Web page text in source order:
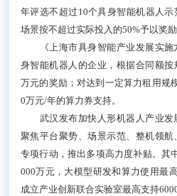
年评选不超过10个具身智能机器人
场景按不超过实际投入的50%予以奖
《上海市具身智能产业发展实施
身智能机器人的企业，根据合同额按
万元的奖励；对达到一定算力租用规
0万元/年的算力券支持。
武汉发布加快人形机器人产业发
聚焦平台聚势、场景示范、整机领
专项行动，推出多项高力度补贴。其
000万元，大模型研发和算力使用最
成立产业创新联合实验室最高支持